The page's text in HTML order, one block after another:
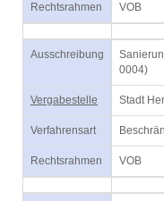
Rechtsrahmen VOB
Ausschreibung
0004)
Vergabestelle Stadt
Verfahrensart
Rechtsrahmen VOB